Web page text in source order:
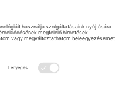
United Kingdom
167 City Road, London, Greater